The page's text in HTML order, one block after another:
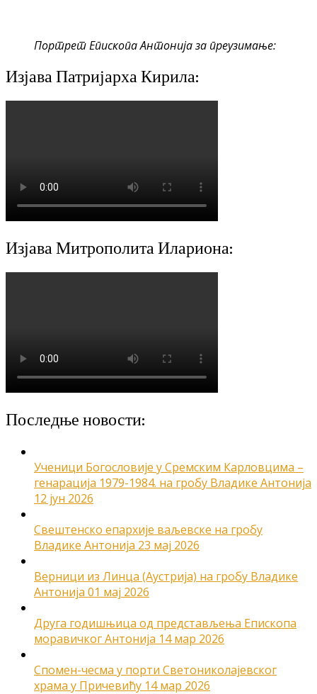
Портрет Епископа Антонија за преузимање:
Изјава Патријарха Кирила:
Изјава Митрополита Илариона:
Последње новости:
Ученици Богословије у Сремским Карловцима –
генарација 1979-1984. на гробу Владике Антонија
12 јун 2026
Свештенско епархије ваљевске на гробу
Владике Антонија 23 мај 2026
Верници из Линца (Аустрија) на гробу Владике
Антонија 01 мај 2026
Друга годишњица од представљења Епископа
моравичког Антонија 14 мар 2026
Спомен-чесма у порти Светониколајевског
храма у Причевићу 14 мар 2026